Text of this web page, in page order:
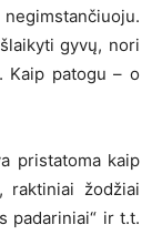
gyvų, nori
Kaip patogu – o
pristatoma kaip
raktiniai žodžiai
padariniai“ ir t.t.